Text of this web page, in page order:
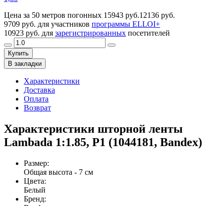
Цена за 50 метров погонных 15943 руб.12136 руб.
9709 руб. для участников программы ELLOI+
10923 руб. для зарегистрированных посетителей
Купить
В закладки
Характеристики
Доставка
Оплата
Возврат
Характеристики шторной ленты
Lambada 1:1.85, P1 (1044181, Bandex)
Размер:
Общая высота - 7 см
Цвета:
Белый
Бренд: